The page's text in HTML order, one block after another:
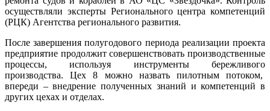
осуществляли эксперты Регионального центра компетенций
(РЦК) Агентства регионального развития.
После завершения полугодового периода реализации проекта
предприятие продолжит совершенствовать производственные
процессы, используя инструменты бережливого
производства. Цех 8 можно назвать пилотным потоком,
впереди – внедрение полученных знаний и компетенций в
других цехах и отделах.